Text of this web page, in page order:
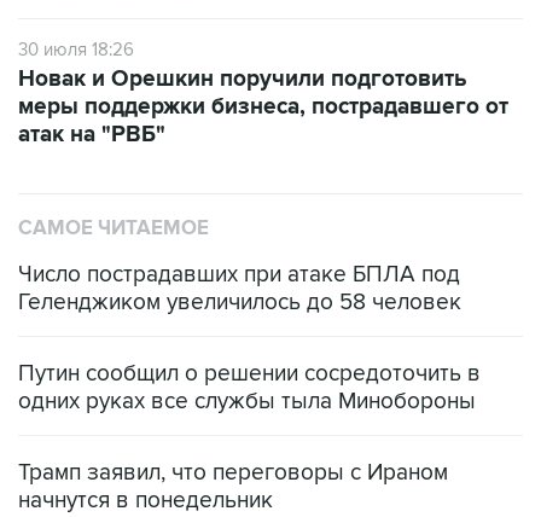
30 июля 18:26
Новак и Орешкин поручили подготовить
меры поддержки бизнеса, пострадавшего от
атак на "РВБ"
САМОЕ ЧИТАЕМОЕ
Число пострадавших при атаке БПЛА под
Геленджиком увеличилось до 58 человек
Путин сообщил о решении сосредоточить в
одних руках все службы тыла Минобороны
Трамп заявил, что переговоры с Ираном
начнутся в понедельник